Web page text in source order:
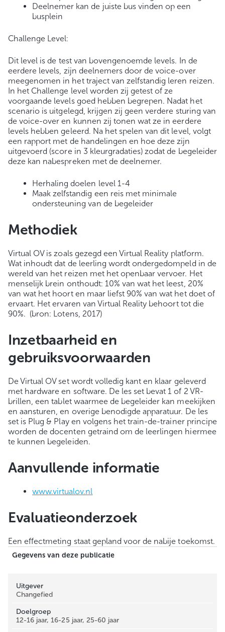
Deelnemer kan de juiste bus vinden op een
busplein
Challenge Level:
Dit level is de test van bovengenoemde levels. In de
eerdere levels, zijn deelnemers door de voice-over
meegenomen in het traject van zelfstandig leren reizen.
In het Challenge level worden zij getest of ze
voorgaande levels goed hebben begrepen. Nadat het
scenario is uitgelegd, krijgen zij geen verdere sturing van
de voice-over en kunnen zij tonen wat ze in eerdere
levels hebben geleerd. Na het spelen van dit level, volgt
een rapport met de handelingen en hoe deze zijn
uitgevoerd (score in 3 kleurgradaties) zodat de begeleider
deze kan nabespreken met de deelnemer.
Herhaling doelen level 1-4
Maak zelfstandig een reis met minimale
ondersteuning van de begeleider
Methodiek
Virtual OV is zoals gezegd een Virtual Reality platform.
Wat inhoudt dat de leerling wordt ondergedompeld in de
wereld van het reizen met het openbaar vervoer. Het
menselijk brein onthoudt: 10% van wat het leest, 20%
van wat het hoort en maar liefst 90% van wat het doet of
ervaart. Het ervaren van Virtual Reality behoort tot die
90%. (bron: Lotens, 2017)
Inzetbaarheid en
gebruiksvoorwaarden
De Virtual OV set wordt volledig kant en klaar geleverd
met hardware en software. De les set bevat 1 of 2 VR-
brillen, een tablet waarmee de begeleider kan meekijken
en aansturen, en overige benodigde apparatuur. De les
set is Plug & Play en volgens het train-de-trainer principe
worden de docenten getraind om de leerlingen hiermee
te kunnen begeleiden.
Aanvullende informatie
www.virtualov.nl
Evaluatieonderzoek
Een effectmeting staat gepland voor de nabije toekomst.
Gegevens van deze publicatie
Uitgever
Changefied
Doelgroep
12-16 jaar, 16-25 jaar, 25-60 jaar